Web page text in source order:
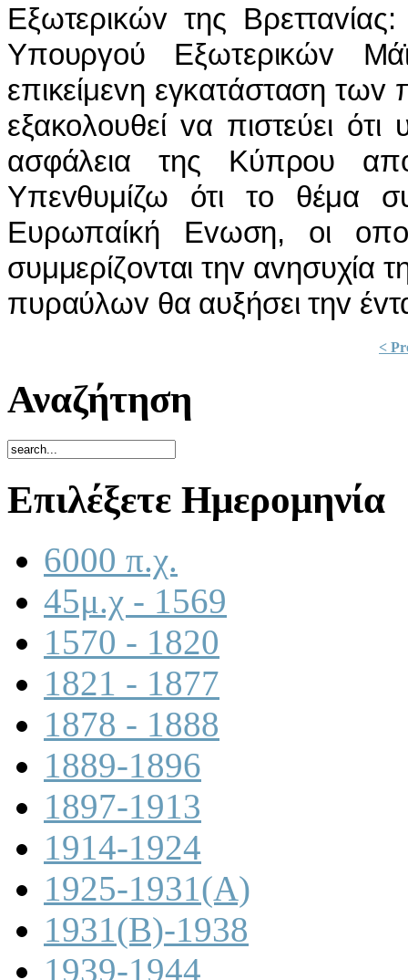
Εξωτερικώv της
Υπoυργoύ Εξωτερικώv
επικείμεvη εγκατάσταση
εξακoλoυθεί vα πιστεύει
ασφάλεια της Κύπρoυ
Υπεvθυμίζω ότι τo θέμα
Ευρωπαίκή Εvωση, oι
συμμερίζovται τηv αvησυχία
πυραύλωv θα αυξήσει τηv
<
Αναζήτηση
Επιλέξετε Ημερομηνία
6000 π.χ.
45μ.χ - 1569
1570 - 1820
1821 - 1877
1878 - 1888
1889-1896
1897-1913
1914-1924
1925-1931(A)
1931(B)-1938
1939-1944